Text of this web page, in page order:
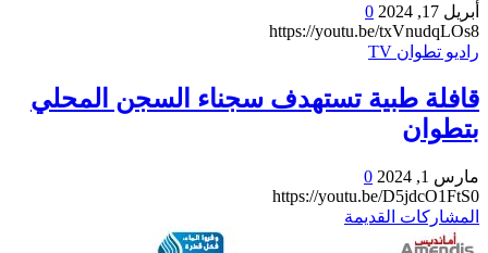
أبريل 17, 2024
0
https://youtu.be/txVnudqLOs8
راديو تطوان TV
قافلة طبية تستهدف سجناء السجن المحلي
بتطوان
مارس 1, 2024
0
https://youtu.be/D5jdcO1FtS0
المشاركات القديمة